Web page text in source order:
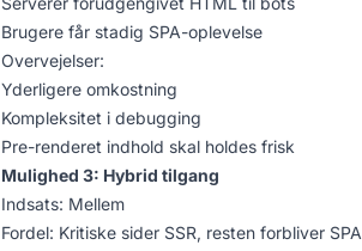
Brugere får stadig SPA-oplevelse
Overvejelser:
Yderligere omkostning
Kompleksitet i debugging
Pre-renderet indhold skal holdes frisk
Mulighed 3: Hybrid tilgang
Indsats: Mellem
Fordel: Kritiske sider SSR, resten forbliver SPA